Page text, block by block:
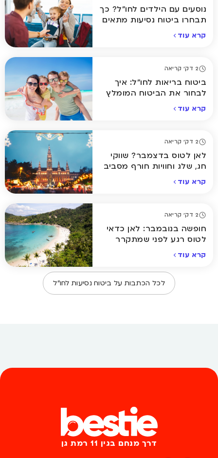
נוסעים עם הילדים לחו"ל? כך
תבחרו ביטוח נסיעות מתאים
קרא עוד
2 דק' קריאה
ביטוח בריאות לחו"ל: איך
לבחור את הביטוח המומלץ
קרא עוד
2 דק' קריאה
לאן לטוס בדצמבר? שווקי
חג, שלג וחוויות חורף מסביב
קרא עוד
2 דק' קריאה
חופשה בנובמבר: לאן כדאי
לטוס רגע לפני שמתקרר
קרא עוד
לכל הכתבות על ביטוח נסיעות לחו״ל
דרך מנחם בגין 11 רמת גן